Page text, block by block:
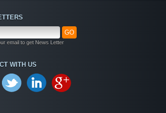
GO
email to get News Letter
WITH US